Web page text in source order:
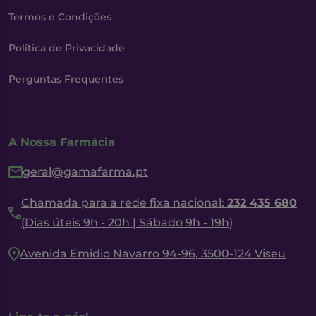
Termos e Condições
Política de Privacidade
Perguntas Frequentes
A Nossa Farmácia
geral@gamafarma.pt
Chamada para a rede fixa nacional: 232 435 680
(Dias úteis 9h - 20h | Sábado 9h - 19h)
Avenida Emidio Navarro 94-96, 3500-124 Viseu